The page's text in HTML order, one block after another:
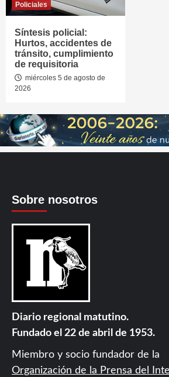
Policiales
Síntesis policial:
Hurtos, accidentes de
tránsito, cumplimiento
de requisitoria
miércoles 5 de agosto de
2026
Sobre nosotros
Diario regional matutino.
Fundado el 22 de abril de 1953.
Miembro y socio fundador de la
Organización de la Prensa del